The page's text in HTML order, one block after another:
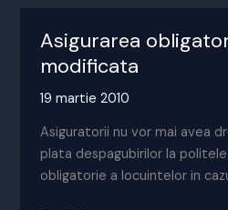
Asigurarea
modificata
19 martie 2010
Asiguratorii nu vor mai avea
plata despagubirilor la
obligatorie a locuintelor in